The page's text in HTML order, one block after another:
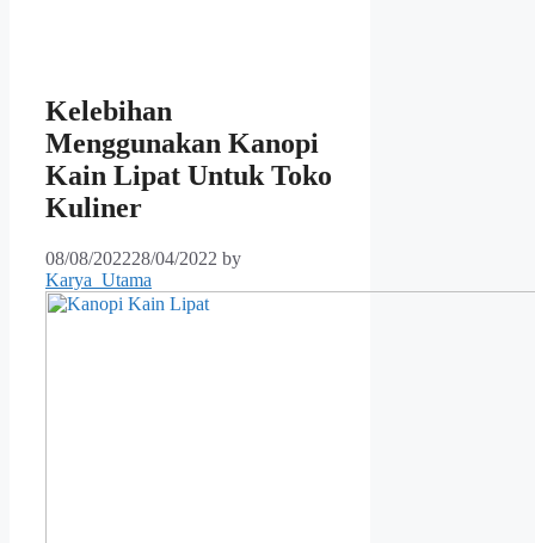
Kelebihan
Menggunakan Kanopi
Kain Lipat Untuk Toko
Kuliner
08/08/202228/04/2022 by
Karya_Utama